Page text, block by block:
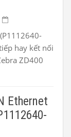
hay kết nối
ZD400
Ethernet